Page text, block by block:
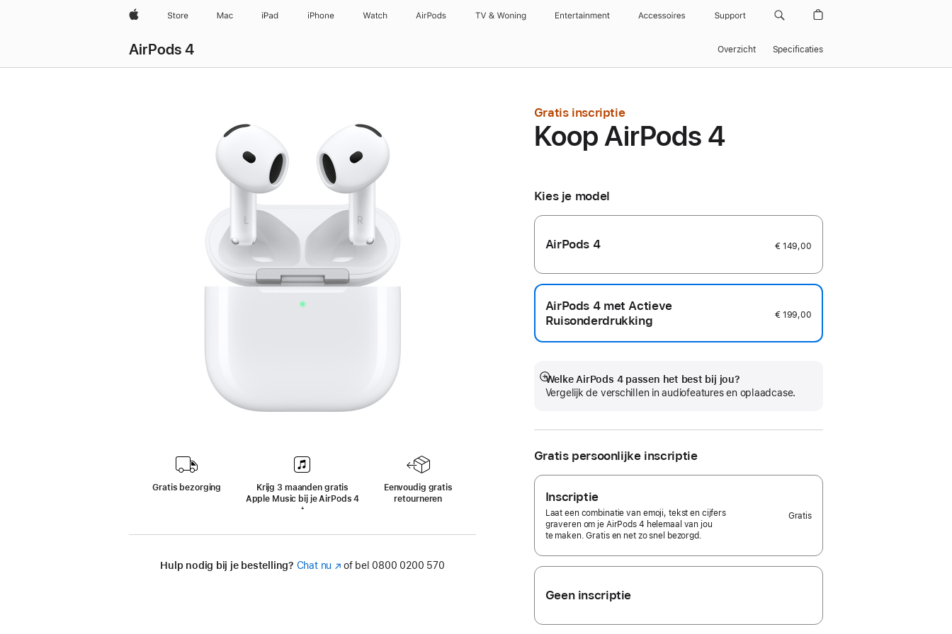
AppleStore Mac iPad iPhone Watch AirPods TV & Woning Entertainment Accessoires Support
AirPods 4 Overzicht Specificaties
AirPods 4
Gratis bezorging
Krijg 3 maanden gratis
Apple Music bij je AirPods 4
‍Voetnoot
‍⁺
Eenvoudig gratis
retourneren
Hulp nodig bij je bestelling? Chat nu (Wordt
of bel 0800 0200 570
Gratis inscriptie
Koop AirPods 4
Kies je model
AirPods 4 € 149,00
AirPods 4 met Actieve
Ruisonderdrukking
€ 199,00
Welke AirPods 4 passen het best bij jou?
Vergelijk de verschillen in audiofeatures en oplaadcase.
Meer
Gratis persoonlijke inscriptie
Inscriptie
Laat een combinatie van emoji, tekst en cijfers
graveren om je AirPods 4 helemaal van jou
te maken. Gratis en net zo snel bezorgd.
Gratis
Geen inscriptie